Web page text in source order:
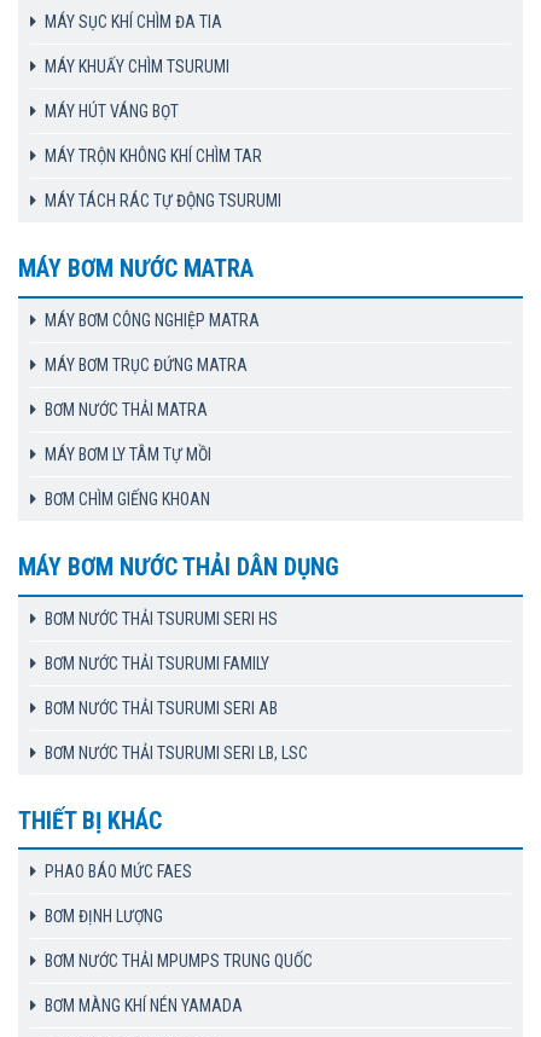
MÁY SỤC KHÍ CHÌM ĐA TIA
MÁY KHUẤY CHÌM TSURUMI
MÁY HÚT VÁNG BỌT
MÁY TRỘN KHÔNG KHÍ CHÌM TAR
MÁY TÁCH RÁC TỰ ĐỘNG TSURUMI
MÁY BƠM NƯỚC MATRA
MÁY BƠM CÔNG NGHIỆP MATRA
MÁY BƠM TRỤC ĐỨNG MATRA
BƠM NƯỚC THẢI MATRA
MÁY BƠM LY TÂM TỰ MỒI
BƠM CHÌM GIẾNG KHOAN
MÁY BƠM NƯỚC THẢI DÂN DỤNG
BƠM NƯỚC THẢI TSURUMI SERI HS
BƠM NƯỚC THẢI TSURUMI FAMILY
BƠM NƯỚC THẢI TSURUMI SERI AB
BƠM NƯỚC THẢI TSURUMI SERI LB, LSC
THIẾT BỊ KHÁC
PHAO BÁO MỨC FAES
BƠM ĐỊNH LƯỢNG
BƠM NƯỚC THẢI MPUMPS TRUNG QUỐC
BƠM MÀNG KHÍ NÉN YAMADA